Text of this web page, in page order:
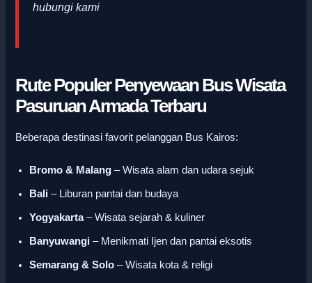
hubungi kami
Rute Populer Penyewaan Bus Wisata
Pasuruan Armada Terbaru
Beberapa destinasi favorit pelanggan Bus Kairos:
Bromo & Malang – Wisata alam dan udara sejuk
Bali – Liburan pantai dan budaya
Yogyakarta– Wisata sejarah & kuliner
Banyuwangi – Menikmati Ijen dan pantai eksotis
Semarang & Solo – Wisata kota & religi